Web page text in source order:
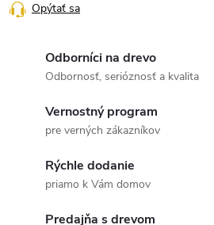
Opýtať sa
Odborníci na drevo
Odbornosť, serióznosť a kvalita
Vernostný program
pre verných zákazníkov
Rýchle dodanie
priamo k Vám domov
Predajňa s drevom